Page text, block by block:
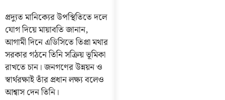
প্রদ্যুত মানিক্যের উপস্থিতিতে দলে
যোগ দিয়ে মায়াবতি জানান,
আগামী দিনে এডিসিতে তিপ্রা মথার
সরকার গঠনে তিনি সক্রিয় ভূমিকা
রাখতে চান। জনগণের উন্নয়ন ও
স্বার্থরক্ষাই তাঁর প্রধান লক্ষ্য বলেও
আশ্বাস দেন তিনি।